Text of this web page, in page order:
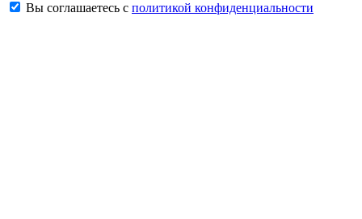
Вы соглашаетесь с политикой конфиденциальности